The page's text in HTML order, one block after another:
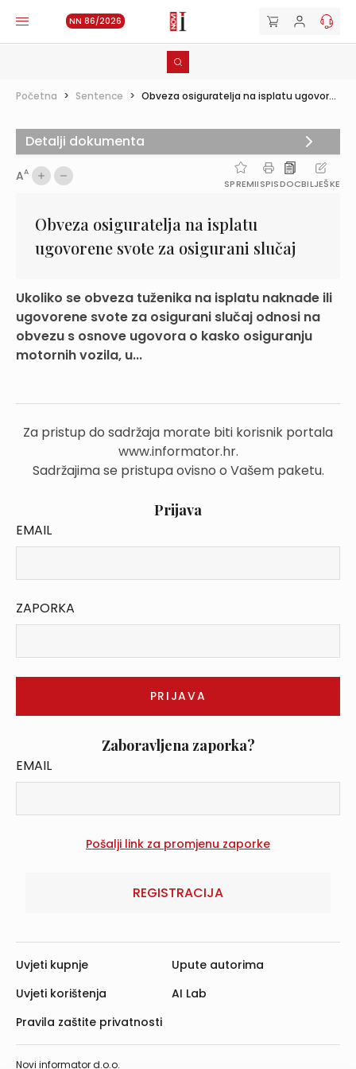
NN 86/2026
Početna > Sentence > Obveza osiguratelja na isplatu ugovor...
AA
SPREMIISPISDOCBILJEŠKE
Obveza osiguratelja na isplatu
ugovorene svote za osigurani slučaj
Ukoliko se obveza tuženika na isplatu naknade ili
ugovorene svote za osigurani slučaj odnosi na
obvezu s osnove ugovora o kasko osiguranju
motornih vozila, u...
Za pristup do sadržaja morate biti korisnik portala
www.informator.hr.
Sadržajima se pristupa ovisno o Vašem paketu.
Prijava
EMAIL
ZAPORKA
Zaboravljena zaporka?
EMAIL
REGISTRACIJA
Detalji dokumenta
Novi informator d.o.o.
Uvjeti kupnje
Uvjeti korištenja
Pravila zaštite privatnosti
Upute autorima
AI Lab